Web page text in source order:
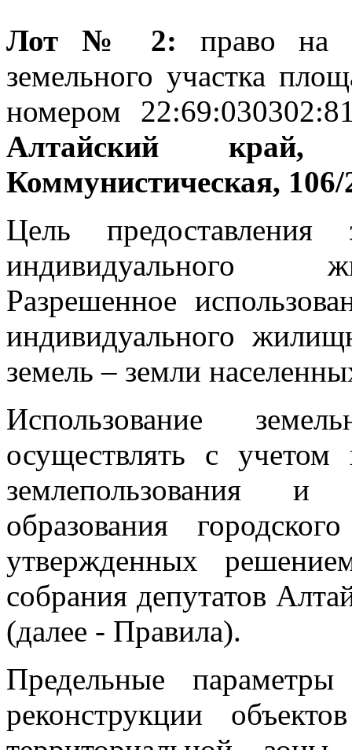
Лот № 2: право на
земельного участка
номером
Алтайский
Коммунистическая, 106/
Цель
индивидуального
Разрешенное
индивидуального
земель – земли
Использование
осуществлять с
землепользования и
образования
утвержденных
собрания депутатов
(далее - Правила).
Предельные параметры
реконструкции